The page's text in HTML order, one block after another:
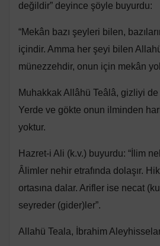
değildir” deyince şöyle buyurdu:
“Mekân bazı şeyleri bilen,
içindir. Amma her şeyi bilen
münezzehdir, onun için mekân
Muhakkak Allâhü Teâlâ, gizliyi
Yerde ve gökte onun ilminden
yoktur.
Hazret-i Ali (k.v.) buyurdu: “İlim
Âlimler nehir etrafında dolaşır.
ortasına dalar. Arifler ise necat
seyreder (gider)ler”.
Allahü Teala, İbrahim